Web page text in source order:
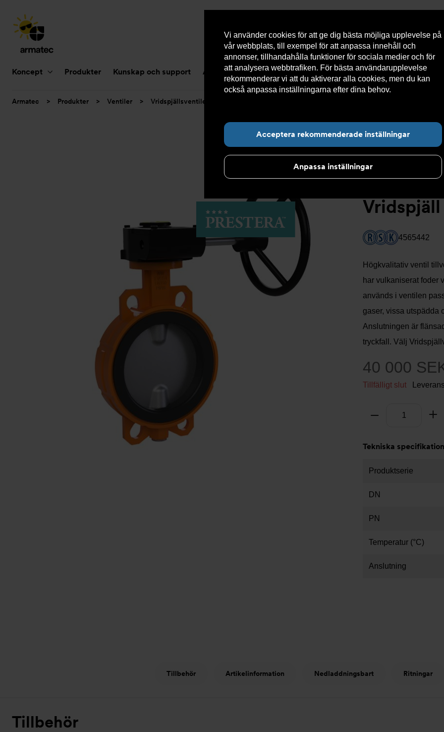
Vi använder cookies för att ge dig bästa möjliga upplevelse på
vår webbplats, till exempel för att anpassa innehåll och
annonser, tillhandahålla funktioner för sociala medier och för
att analysera webbtrafiken. För bästa användarupplevelse
rekommenderar vi att du aktiverar alla cookies, men du kan
också anpassa inställningarna efter dina behov.
Acceptera rekommenderade inställningar
Anpassa inställningar
Koncept Produkter Kunskap och support Aktuellt Om Armatec Hållbarhet Kontakta oss
Hitta det du letar
Du
Armatec > Produkter > Ventiler > Vridspjällsventiler
Vridspjäll
4565442
Högkvalitativ ventil
har vulkaniserat foder
används i ventilen
gaser, vissa utspädda
Anslutningen är
tryckfall. Välj
40 000
Tillfälligt slut
Ta bort
Tekniska
Produktserie
DN
PN
Temperatur (°C)
Anslutning
Tillbehör Artikelinformation Nedladdningsbart Ritningar
Tillbehör